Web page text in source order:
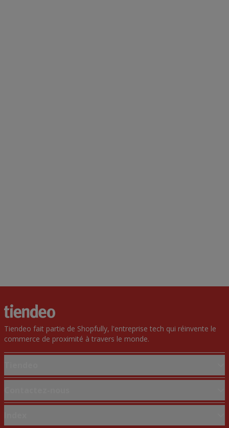
Tiendeo fait partie de Shopfully, l'entreprise tech qui réinvente le
commerce de proximité à travers le monde.
Solutions professionnelles
Magasin mal situé sur la carte